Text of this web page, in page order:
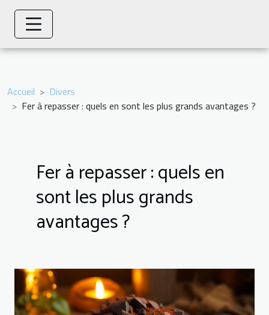
Accueil
Divers
Fer à repasser : quels en sont les plus grands avantages ?
Fer à repasser : quels en
sont les plus grands
avantages ?